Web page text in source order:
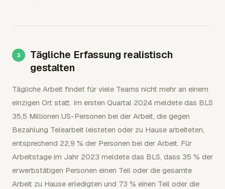
Tägliche Erfassung realistisch
gestalten
Tägliche Arbeit findet für viele Teams nicht mehr an einem
einzigen Ort statt. Im ersten Quartal 2024 meldete das BLS
35,5 Millionen US-Personen bei der Arbeit, die gegen
Bezahlung Telearbeit leisteten oder zu Hause arbeiteten,
entsprechend 22,9 % der Personen bei der Arbeit. Für
Arbeitstage im Jahr 2023 meldete das BLS, dass 35 % der
erwerbstätigen Personen einen Teil oder die gesamte
Arbeit zu Hause erledigten und 73 % einen Teil oder die